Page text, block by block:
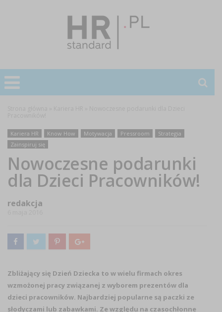
Kariera HR Know How Motywacja Pressroom
Strategia
Zainspiruj się
Nowoczesne podarunki
dla Dzieci Pracowników!
redakcja
Zbliżający się Dzień Dziecka to w wielu firmach okres
wzmożonej pracy związanej z wyborem prezentów dla
dzieci pracowników. Najbardziej popularne są paczki ze
słodyczami lub zabawkami. Ze względu na czasochłonne